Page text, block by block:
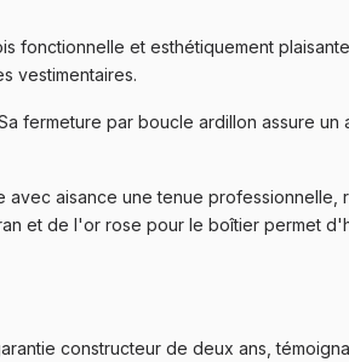
et esthétiquement
vestimentaires.
fermeture par boucle ardillon assure
aisance une tenue
et de l'or rose pour le boîtier permet
constructeur de deux ans,